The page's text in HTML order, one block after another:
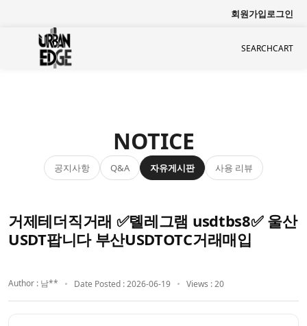
회원가입로그인
SEARCHCART
NOTICE
공지사항 Q&A 자유게시판 사용 리뷰
거제테더직거래 ✅톌레그램 usdtbs8✅ 울산
USDT팝니다 부산USDTOTC거래매입
Author : 남** Date Posted : 2026-06-19 Views : 20